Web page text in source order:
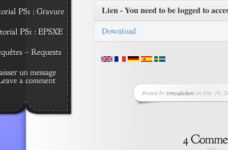
Lien - You need to be logged to
Download
Posted by renzukokenon Déc 10,